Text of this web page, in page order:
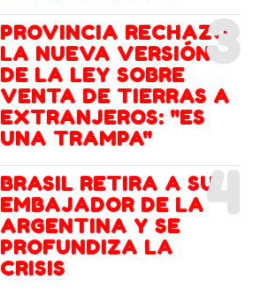
3
PROVINCIA RECHAZÓ
LA NUEVA VERSIÓN
DE LA LEY SOBRE
VENTA DE TIERRAS A
EXTRANJEROS: "ES
UNA TRAMPA"
4
BRASIL RETIRA A SU
EMBAJADOR DE LA
ARGENTINA Y SE
PROFUNDIZA LA
CRISIS